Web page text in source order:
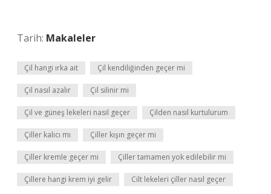
Tarih: Makaleler
Çil hangi ırka ait Çil kendiliğinden geçer mi
Çil nasıl azalır Çil silinir mi
Çil ve güneş lekeleri nasıl geçer Çilden nasıl kurtulurum
Çiller kalıcı mı Çiller kışın geçer mi
Çiller kremle geçer mi Çiller tamamen yok edilebilir mi
Çillere hangi krem iyi gelir Cilt lekeleri çiller nasıl geçer